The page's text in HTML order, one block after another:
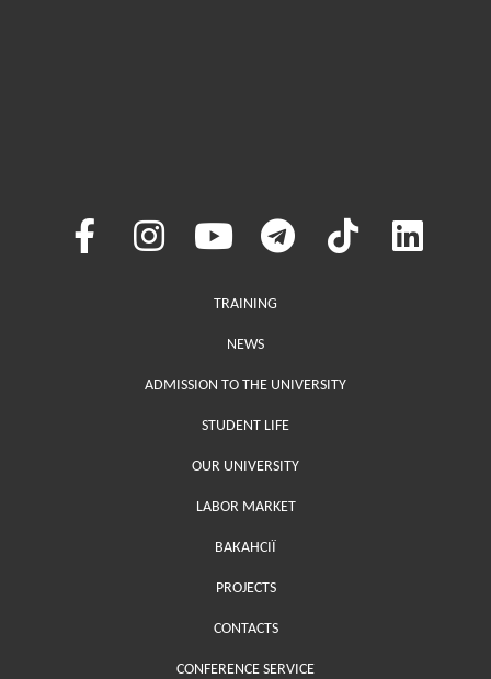
Меню у хедері
TRAINING
NEWS
ADMISSION TO THE UNIVERSITY
STUDENT LIFE
OUR UNIVERSITY
LABOR MARKET
ВАКАНСІЇ
PROJECTS
Меню у футері (додаткове)
CONTACTS
CONFERENCE SERVICE